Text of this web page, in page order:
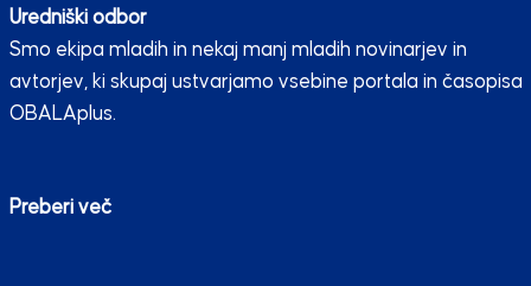
Uredniški odbor
Smo ekipa mladih in nekaj manj mladih novinarjev in
avtorjev, ki skupaj ustvarjamo vsebine portala in časopisa
OBALAplus.
Preberi več